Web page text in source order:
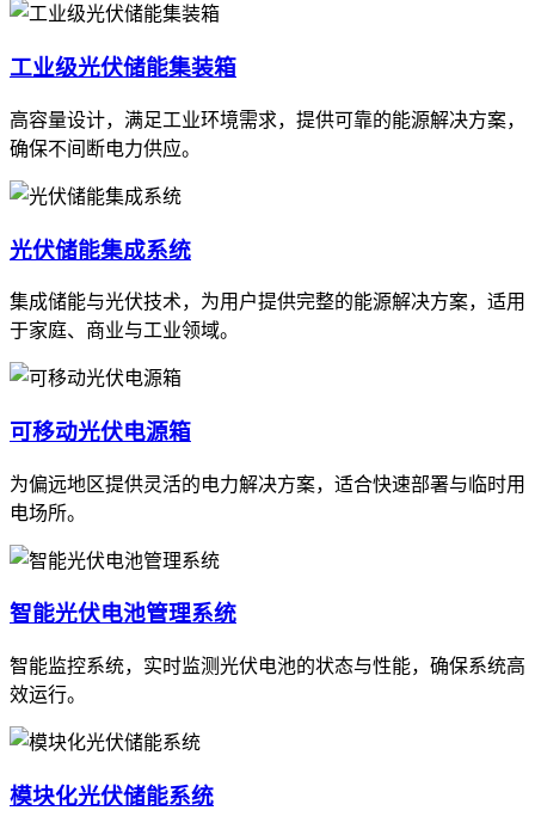
工业级光伏储能集装箱
高容量设计，满足工业环境需求，提供可靠的能源解决方案，
确保不间断电力供应。
光伏储能集成系统
集成储能与光伏技术，为用户提供完整的能源解决方案，适用
于家庭、商业与工业领域。
可移动光伏电源箱
为偏远地区提供灵活的电力解决方案，适合快速部署与临时用
电场所。
智能光伏电池管理系统
智能监控系统，实时监测光伏电池的状态与性能，确保系统高
效运行。
模块化光伏储能系统